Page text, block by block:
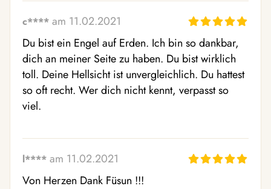
c**** am 11.02.2021
Du bist ein Engel auf Erden. Ich bin so dankbar,
dich an meiner Seite zu haben. Du bist wirklich
toll. Deine Hellsicht ist unvergleichlich. Du hattest
so oft recht. Wer dich nicht kennt, verpasst so
viel.
l**** am 11.02.2021
Von Herzen Dank Füsun !!!